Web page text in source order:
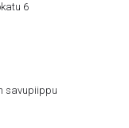
6
savupiippu